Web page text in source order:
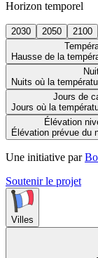
Horizon temporel
2030 2050
2100
Hausse de la
Nuits où la
Jours de
Jours où la
Élévation
Élévation prévue du
Une initiative par
Soutenir le projet
Villes